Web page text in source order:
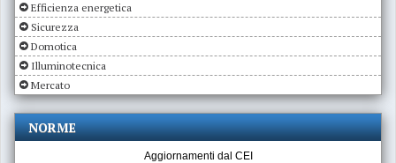
Efficienza energetica
Sicurezza
Domotica
Illuminotecnica
Mercato
NORME
Aggiornamenti dal CEI